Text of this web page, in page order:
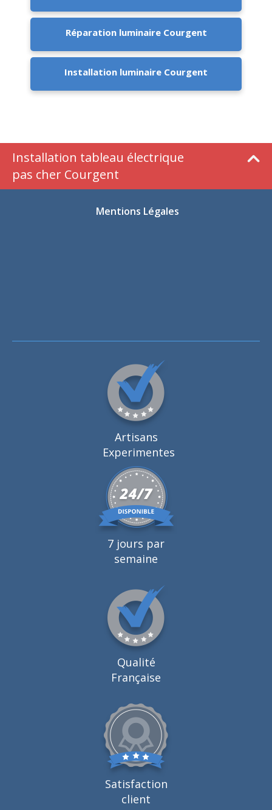
Réparation luminaire Courgent
Installation luminaire Courgent
Installation tableau électrique
pas cher Courgent
Mentions Légales
Artisans
Experimentes
7 jours par
semaine
Qualité
Française
Satisfaction
client